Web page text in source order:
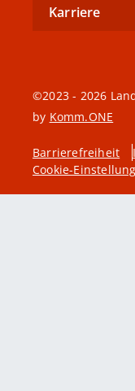
Karriere
©2023 - 2026
by Komm.ONE
Barrierefreiheit
Cookie-